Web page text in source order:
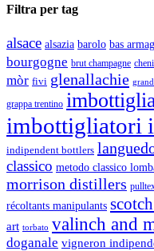
Filtra per tag
alsace alsazia barolo bas
bourgogne brut champagne
mòr fivi glenallachie
grappa trentino
imbottigliatori
indipendent bottlers
classico metodo classico
morrison distillers
récoltants manipulants
art torbato valinch and
doganale vigneron